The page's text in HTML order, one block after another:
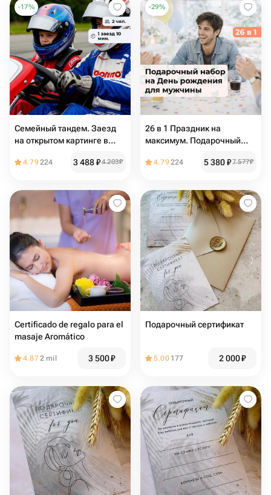
-17%
Семейный тандем. Заезд
на открытом картинге в
4.79224 3 488₽4 203₽
-29%
26 в 1 Праздник на
максимум. Подарочный
для мужчины
4.79224 5 380₽7 577₽
Certificado de regalo para el
masaje Aromático
4.872 mil 3 500₽
Подарочный сертификат
5.00 177 2 000₽